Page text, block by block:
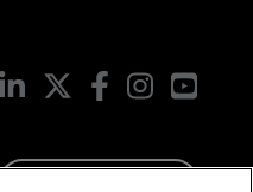
LinkedIn FacebookInstagram